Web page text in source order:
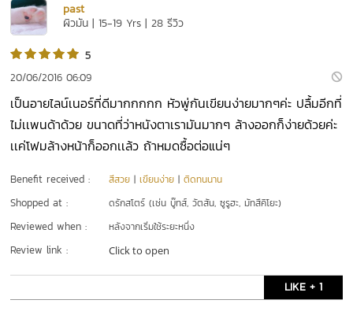
past
ผิวมัน | 15-19 Yrs | 28 รีวิว
5
20/06/2016 06:09
เป็นอายไลน์เนอร์ที่ดีมากกกกก หัวพู่กันเขียนง่ายมากๆค่ะ ปลื้มอีกที่
ไม่เเพนด้าด้วย ขนาดที่ว่าหนังตาเรามันมากๆ ล้างออกก็ง่ายด้วยค่ะ
เเค่โฟมล้างหน้าก็ออกเเล้ว ถ้าหมดซื้อต่อแน่ๆ
Benefit received : สีสวย |เขียนง่าย |ติดทนนาน
Shopped at : ดรักสโตร์ (เช่น บู๊ทส์, วัตสัน, ซูรูฮะ, มัทสึคิโยะ)
Reviewed when : หลังจากเริ่มใช้ระยะหนึ่ง
Review link : Click to open
LIKE + 1